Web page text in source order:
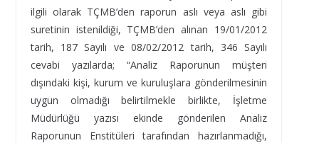
ilgili olarak TÇMB’den raporun aslı veya aslı gibi
suretinin istenildiği, TÇMB’den alınan 19/01/2012
tarih, 187 Sayılı ve 08/02/2012 tarih, 346 Sayılı
cevabi yazılarda; “Analiz Raporunun müşteri
dışındaki kişi, kurum ve kuruluşlara gönderilmesinin
uygun olmadığı belirtilmekle birlikte, İşletme
Müdürlüğü yazısı ekinde gönderilen Analiz
Raporunun Enstitüleri tarafından hazırlanmadığı,